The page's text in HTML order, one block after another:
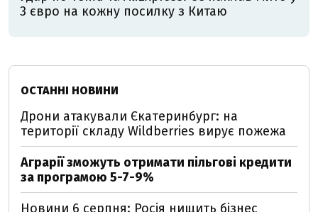
3 євро на кожну посилку з Китаю
ОСТАННІ НОВИНИ
Дрони атакували Єкатеринбург: на
території складу Wildberries вирує пожежа
Аграрії зможуть отримати пільгові кредити
за програмою 5-7-9%
Новини 6 серпня: Росія нищить бізнес